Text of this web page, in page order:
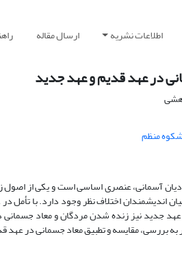
اطلاعات نشریه ارسال مقاله
در عهد قدیم و عهد جدید
شکوه منظم
آسمانی، عنصری اساسی است و یکی از اصول
اندیشمندان اختلاف نظر وجود دارد. با
جدید نیز زنده شدن مردگان و معاد جسمانی
به بررسی، مقایسه و تطبیق معاد جسمانی در